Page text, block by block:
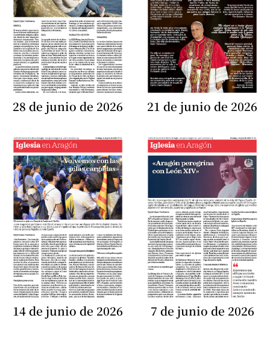
28 de junio de 2026 21 de junio de 2026
14 de junio de 2026 7 de junio de 2026